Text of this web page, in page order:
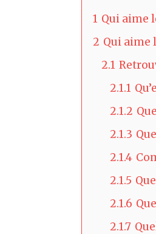
1 Qui aime
2 Qui aime
2.1
2.1.1
2.1.2
2.1.3
2.1.4
2.1.5
2.1.6
2.1.7